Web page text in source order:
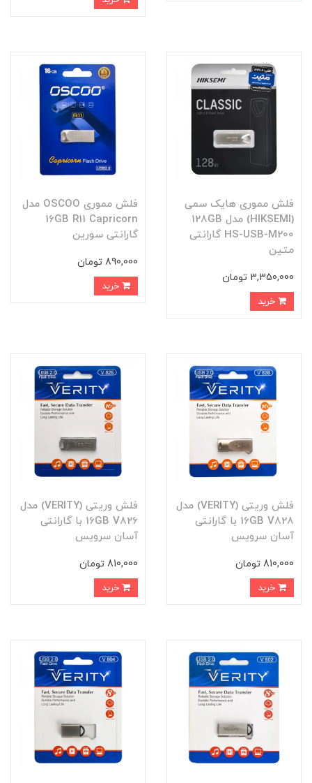
فلش مموری هایک سمی
(HIKSEMI) مدل 128GB
HS-USB-M200 گارانتی
متین
3,350,000 تومان
فلش مموری OSCOO مدل
16GB R11 Capricorn
گارانتی سورین
890,000 تومان
فلش وریتی (VERITY) مدل
16GB V828 با گارانتی
آسان سرویس
810,000 تومان
فلش وریتی (VERITY) مدل
16GB V826 با گارانتی
آسان سرویس
810,000 تومان